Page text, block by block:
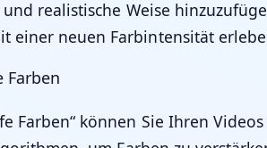
realistische Weise
einer neuen Farbintensität
Farben
Farben“ können Sie Ihren